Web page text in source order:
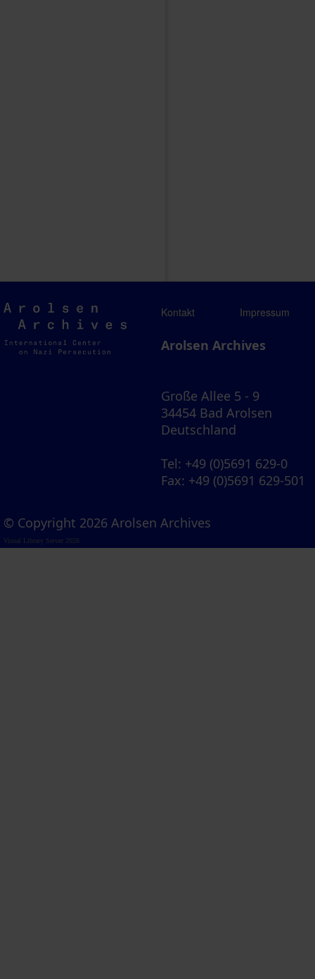
Arolsen
Archives
Kontakt Impressum
Arolsen Archives
Große Allee 5 - 9
34454 Bad Arolsen
Deutschland
Tel: +49 (0)5691 629-0
Fax: +49 (0)5691 629-501
© Copyright 2026 Arolsen Archives
Visual Library Server 2026